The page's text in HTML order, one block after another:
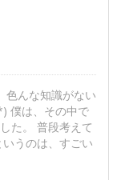
色んな知識がない
僕は、その中で
た。 普段考えて
うのは、すごい